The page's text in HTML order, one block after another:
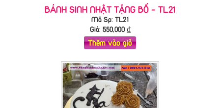
BÁNH SINH NHẬT TẶNG BỐ - TL21
Mã Sp: TL21
Giá: 550,000₫
Thêm vào giỏ